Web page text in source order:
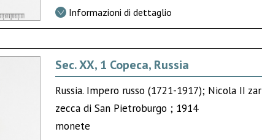
Informazioni di dettaglio
Sec. XX, 1 Copeca, Russia
Russia. Impero russo (1721-1917); Nicola II zar
zecca di San Pietroburgo ; 1914
monete